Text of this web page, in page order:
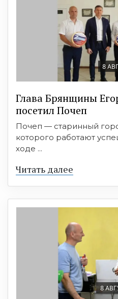
8
Глава Брянщины
посетил Почеп
Почеп — старинный
которого работают
ходе ...
Читать далее
8